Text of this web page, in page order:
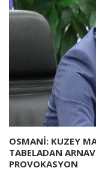
OSMANİ: KUZEY
TABELADAN
PROVOKASYON